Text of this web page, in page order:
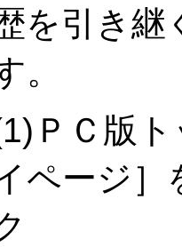
を引き継
。
ＰＣ版
ページ］